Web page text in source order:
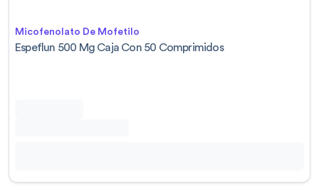
Micofenolato De Mofetilo
Espeflun 500 Mg Caja Con 50 Comprimidos